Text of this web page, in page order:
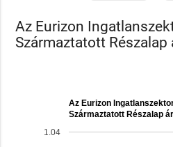
Az Eurizon
Származtatott
Az Eurizon
Származtatott Részalap
1.04